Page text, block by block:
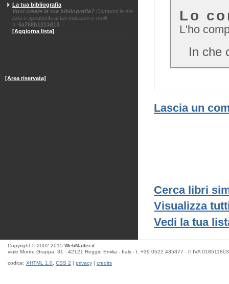
La tua bibliografia
Vuoi creare la tua bibliografia? Componi la tua
lista e spediscila al tuo indirizzo e-mail!
n. 6a768b1213d13
[Aggiorna lista]
[Area riservata]
Lo
L'ho
In che
Lascia un
Cerca libri
Visualizza
Vedi la tua
Copyright © 2002-2015 WebMatter.it
viale Monte Grappa, 31 - 42121 Reggio Emilia - Italy - t. +39 0522 435377 - P.IVA
codice: XHTML 1.0, CSS 2 | privacy | credits